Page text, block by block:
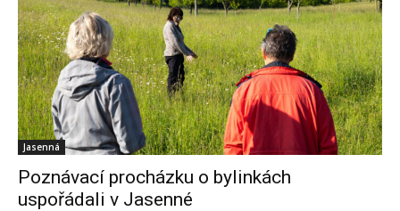
Jasenná
Poznávací procházku o bylinkách
uspořádali v Jasenné